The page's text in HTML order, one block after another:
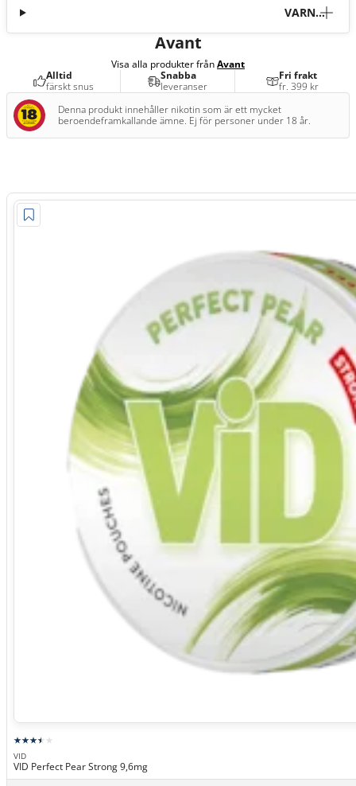
VARNI
Avant
Visa alla produkter frånAvant
Alltid
färskt snus
Snabba
leveranser
Fri frakt
fr. 399 kr
Denna produkt innehåller nikotin som är ett mycket
beroendeframkallande ämne. Ej för personer under 18 år.
VID
VID Perfect Pear Strong 9,6mg